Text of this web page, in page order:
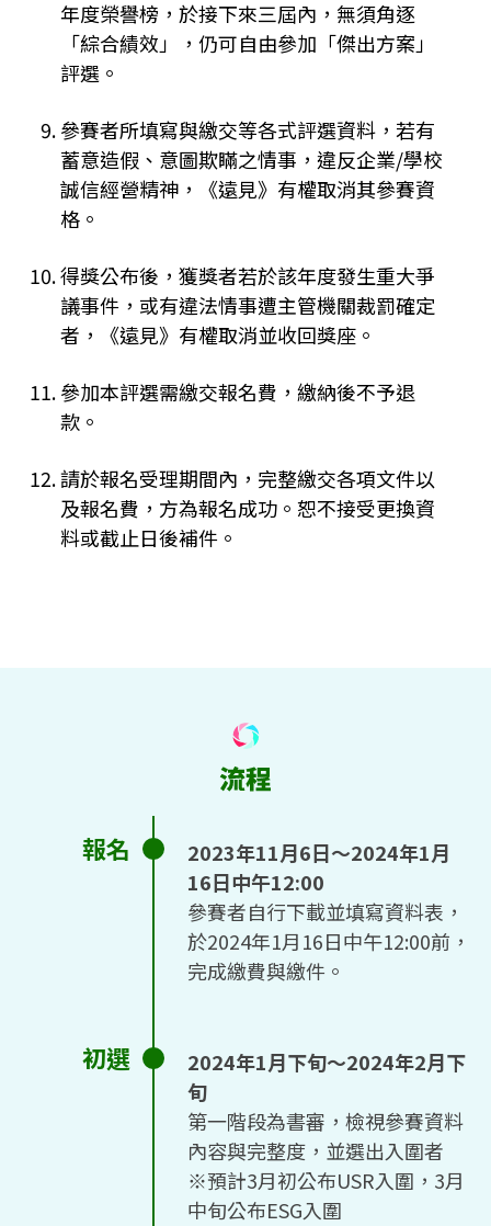
年度榮譽榜，於接下來三屆內，無須角逐
「綜合績效」，仍可自由參加「傑出方案」
評選。
參賽者所填寫與繳交等各式評選資料，若有
蓄意造假、意圖欺瞞之情事，違反企業/學校
誠信經營精神，《遠見》有權取消其參賽資
格。
得獎公布後，獲獎者若於該年度發生重大爭
議事件，或有違法情事遭主管機關裁罰確定
者，《遠見》有權取消並收回獎座。
參加本評選需繳交報名費，繳納後不予退
款。
請於報名受理期間內，完整繳交各項文件以
及報名費，方為報名成功。恕不接受更換資
料或截止日後補件。
報名
2023年11月6日～2024年1月
16日中午12:00
參賽者自行下載並填寫資料表，
於2024年1月16日中午12:00前，
完成繳費與繳件。
初選
2024年1月下旬～2024年2月下
旬
第一階段為書審，檢視參賽資料
內容與完整度，並選出入圍者
※預計3月初公布USR入圍，3月
中旬公布ESG入圍